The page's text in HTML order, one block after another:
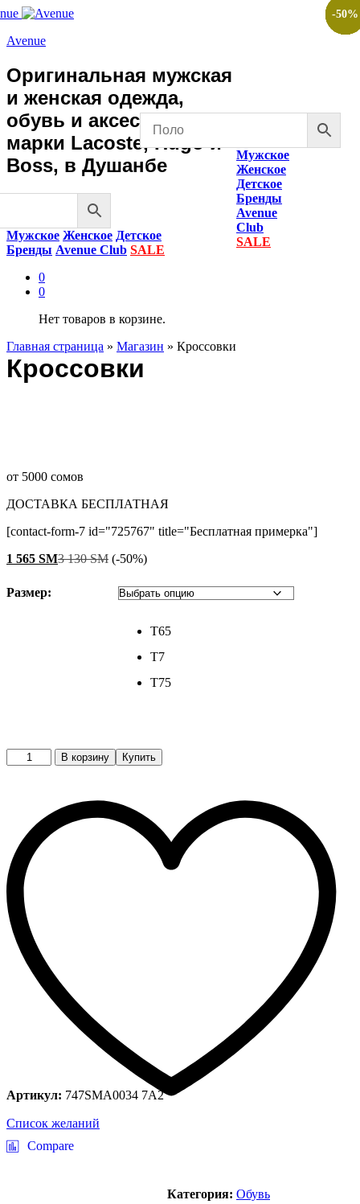
Avenue
Оригинальная мужская
и женская одежда,
обувь и аксессуары
марки Lacoste, Hugo и
Boss, в Душанбе
Мужское Женское Детское
Бренды Avenue Club SALE
0
0
Нет товаров в корзине.
Мужское
Женское
Детское
Бренды
Avenue
Club
SALE
Главная страница » Магазин » Кроссовки
Кроссовки
от 5000 сомов
ДОСТАВКА БЕСПЛАТНАЯ
[contact-form-7 id="725767" title="Бесплатная примерка"]
1 565 ЅМ3 130ЅМ (-50%)
Размер:
T65
T7
T75
Кроссовки
quantity
В корзину Купить
Список желаний
Compare
Артикул: 747SMA0034 7A2
Категория: Обувь
-50%
-50%
-50%
-50%
-50%
-50%
-50%
-50%
-50%